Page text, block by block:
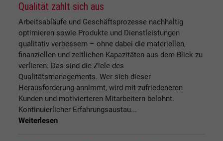
Qualität zahlt sich aus
Arbeitsabläufe und Geschäftsprozesse nachhaltig
optimieren sowie Produkte und Dienstleistungen
qualitativ verbessern – ohne dabei die materiellen,
finanziellen und zeitlichen Kapazitäten aus dem Blick zu
verlieren. Das sind die Ziele des
Qualitätsmanagements. Wer sich dieser
Herausforderung annimmt, wird mit zufriedeneren
Kunden und motivierteren Mitarbeitern belohnt.
Kontinuierlicher Erfahrungsaustau...
Weiterlesen